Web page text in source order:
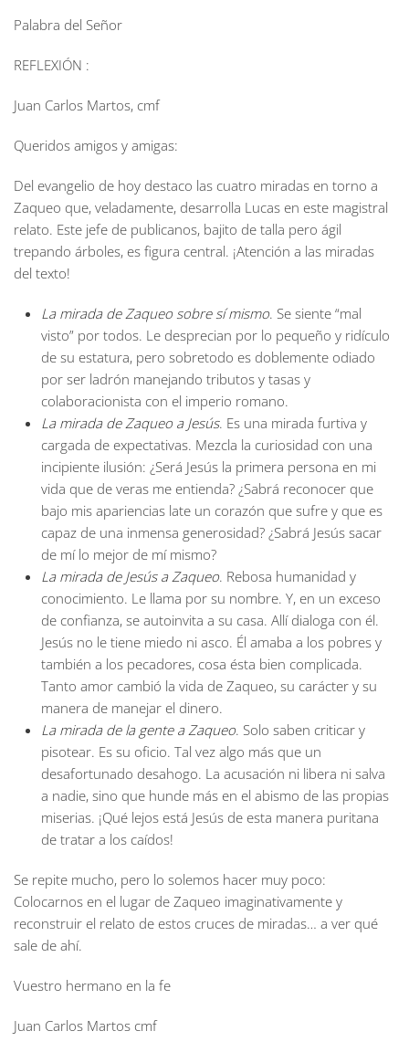
Palabra del Señor
REFLEXIÓN :
Juan Carlos Martos, cmf
Queridos amigos y amigas:
Del evangelio de hoy destaco las cuatro miradas en torno a
Zaqueo que, veladamente, desarrolla Lucas en este magistral
relato. Este jefe de publicanos, bajito de talla pero ágil
trepando árboles, es figura central. ¡Atención a las miradas
del texto!
La mirada de Zaqueo sobre sí mismo. Se siente “mal
visto” por todos. Le desprecian por lo pequeño y ridículo
de su estatura, pero sobretodo es doblemente odiado
por ser ladrón manejando tributos y tasas y
colaboracionista con el imperio romano.
La mirada de Zaqueo a Jesús. Es una mirada furtiva y
cargada de expectativas. Mezcla la curiosidad con una
incipiente ilusión: ¿Será Jesús la primera persona en mi
vida que de veras me entienda? ¿Sabrá reconocer que
bajo mis apariencias late un corazón que sufre y que es
capaz de una inmensa generosidad? ¿Sabrá Jesús sacar
de mí lo mejor de mí mismo?
La mirada de Jesús a Zaqueo. Rebosa humanidad y
conocimiento. Le llama por su nombre. Y, en un exceso
de confianza, se autoinvita a su casa. Allí dialoga con él.
Jesús no le tiene miedo ni asco. Él amaba a los pobres y
también a los pecadores, cosa ésta bien complicada.
Tanto amor cambió la vida de Zaqueo, su carácter y su
manera de manejar el dinero.
La mirada de la gente a Zaqueo. Solo saben criticar y
pisotear. Es su oficio. Tal vez algo más que un
desafortunado desahogo. La acusación ni libera ni salva
a nadie, sino que hunde más en el abismo de las propias
miserias. ¡Qué lejos está Jesús de esta manera puritana
de tratar a los caídos!
Se repite mucho, pero lo solemos hacer muy poco:
Colocarnos en el lugar de Zaqueo imaginativamente y
reconstruir el relato de estos cruces de miradas… a ver qué
sale de ahí.
Vuestro hermano en la fe
Juan Carlos Martos cmf